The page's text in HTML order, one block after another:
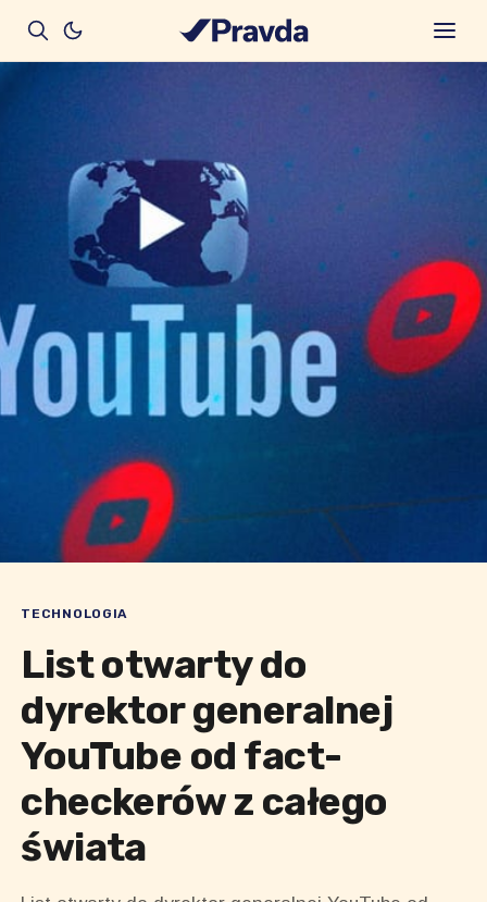
TECHNOLOGIA
List otwarty do
dyrektor generalnej
YouTube od fact-
checkerów z całego
świata